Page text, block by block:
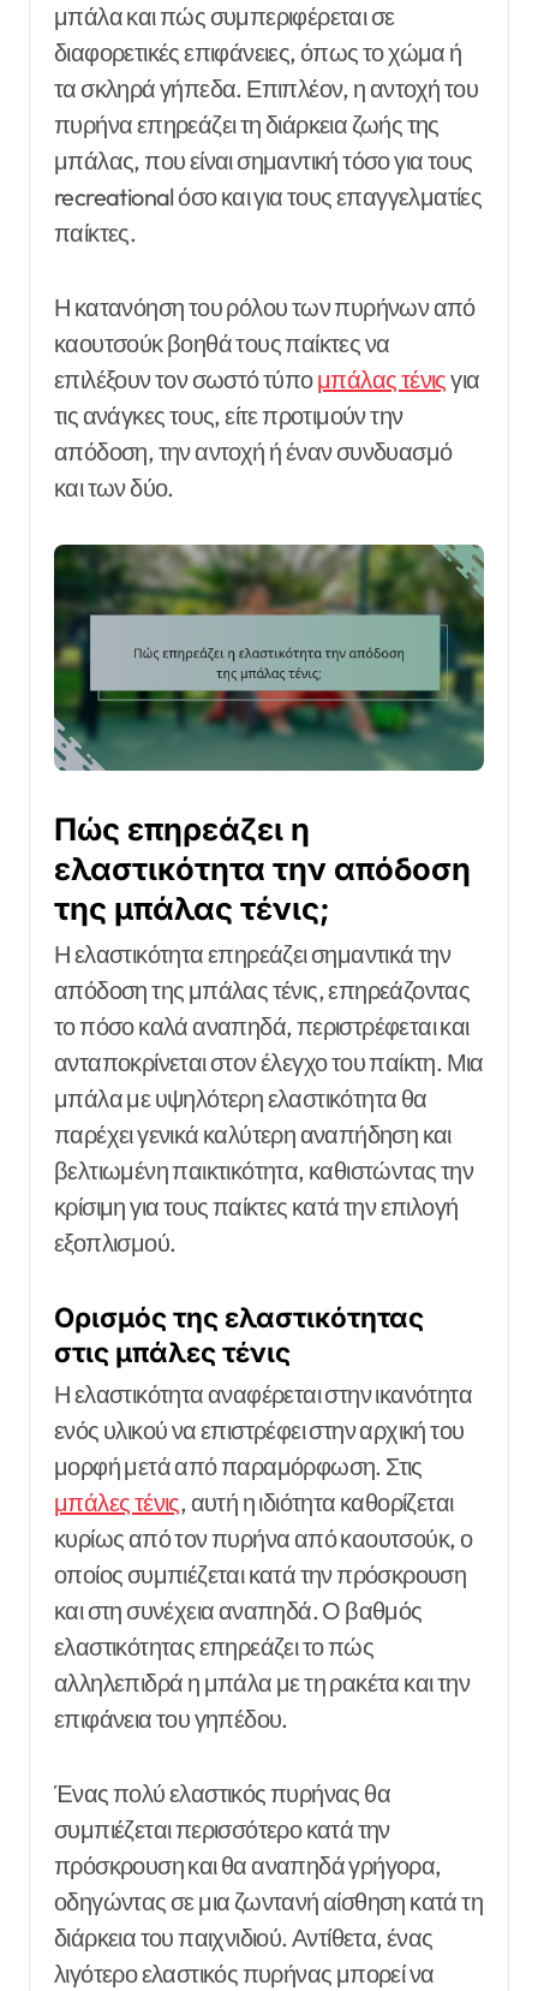
μπάλα και πώς συμπεριφέρεται σε
διαφορετικές επιφάνειες, όπως το χώμα ή
τα σκληρά γήπεδα. Επιπλέον, η αντοχή του
πυρήνα επηρεάζει τη διάρκεια ζωής της
μπάλας, που είναι σημαντική τόσο για τους
recreational όσο και για τους επαγγελματίες
παίκτες.
Η κατανόηση του ρόλου των πυρήνων από
καουτσούκ βοηθά τους παίκτες να
επιλέξουν τον σωστό τύπομπάλας τένιςγια
τις ανάγκες τους, είτε προτιμούν την
απόδοση, την αντοχή ή έναν συνδυασμό
και των δύο.
Πώς επηρεάζει η
ελαστικότητα την απόδοση
της μπάλας τένις;
Η ελαστικότητα επηρεάζει σημαντικά την
απόδοση της μπάλας τένις, επηρεάζοντας
το πόσο καλά αναπηδά, περιστρέφεται και
ανταποκρίνεται στον έλεγχο του παίκτη. Μια
μπάλα με υψηλότερη ελαστικότητα θα
παρέχει γενικά καλύτερη αναπήδηση και
βελτιωμένη παικτικότητα, καθιστώντας την
κρίσιμη για τους παίκτες κατά την επιλογή
εξοπλισμού.
Ορισμός της ελαστικότητας
στις μπάλες τένις
Η ελαστικότητα αναφέρεται στην ικανότητα
ενός υλικού να επιστρέφει στην αρχική του
μορφή μετά από παραμόρφωση. Στις
μπάλες τένις, αυτή η ιδιότητα καθορίζεται
κυρίως από τον πυρήνα από καουτσούκ, ο
οποίος συμπιέζεται κατά την πρόσκρουση
και στη συνέχεια αναπηδά. Ο βαθμός
ελαστικότητας επηρεάζει το πώς
αλληλεπιδρά η μπάλα με τη ρακέτα και την
επιφάνεια του γηπέδου.
Ένας πολύ ελαστικός πυρήνας θα
συμπιέζεται περισσότερο κατά την
πρόσκρουση και θα αναπηδά γρήγορα,
οδηγώντας σε μια ζωντανή αίσθηση κατά τη
διάρκεια του παιχνιδιού. Αντίθετα, ένας
λιγότερο ελαστικός πυρήνας μπορεί να